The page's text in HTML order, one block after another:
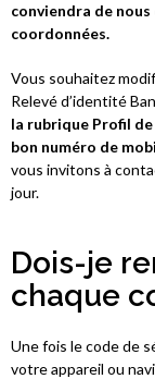
conviendra de
coordonnées.
Vous souhaitez
Relevé d’identité
la rubrique Profil
bon numéro de
vous invitons à
jour.
Dois-je
chaque
Une fois le code de
votre appareil ou